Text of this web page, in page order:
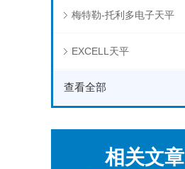
梅特勒-托利多电子天平
EXCELL天平
查看全部
相关文章